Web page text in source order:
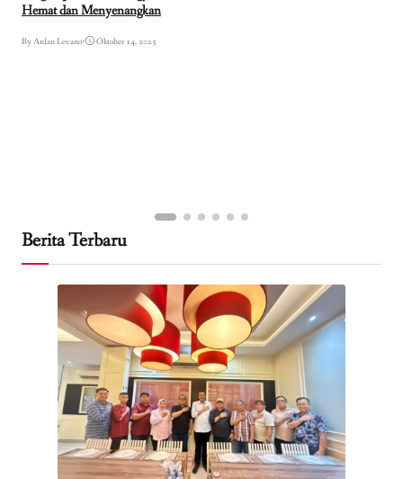
Hemat dan Menyenangkan
By Ardan Levano• Oktober 14, 2025
Berita Terbaru